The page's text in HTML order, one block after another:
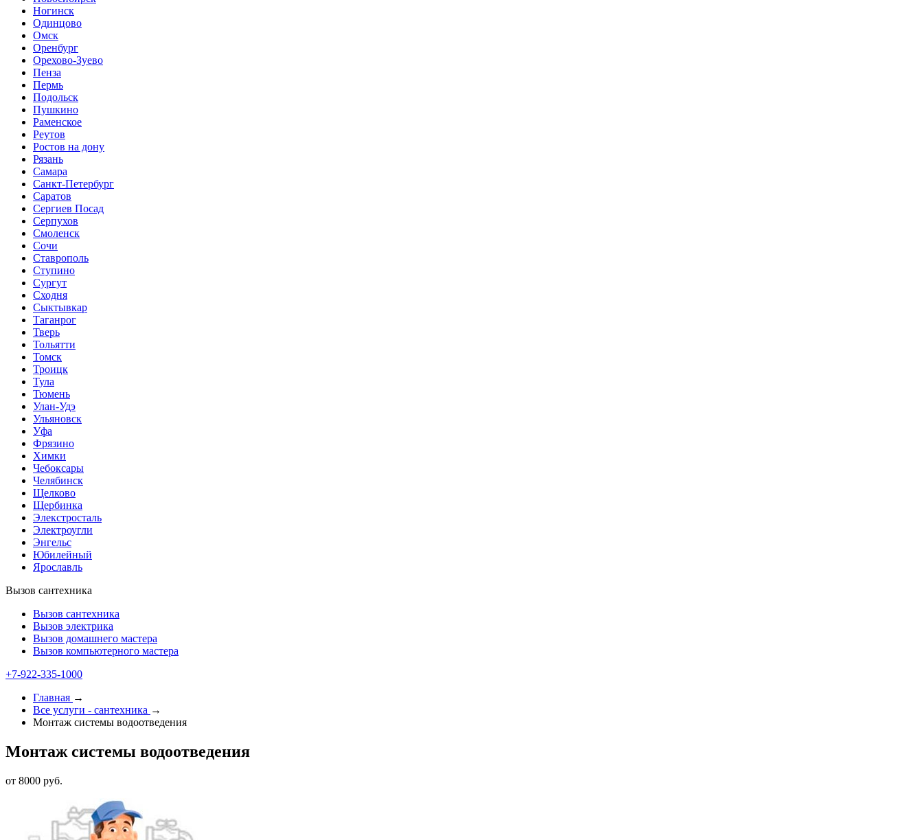
Ногинск
Одинцово
Омск
Оренбург
Орехово-Зуево
Пенза
Пермь
Подольск
Пушкино
Раменское
Реутов
Ростов на дону
Рязань
Самара
Санкт-Петербург
Саратов
Сергиев Посад
Серпухов
Смоленск
Сочи
Ставрополь
Ступино
Сургут
Сходня
Сыктывкар
Таганрог
Тверь
Тольятти
Томск
Троицк
Тула
Тюмень
Улан-Удэ
Ульяновск
Уфа
Фрязино
Химки
Чебоксары
Челябинск
Щелково
Щербинка
Элекстросталь
Электроугли
Энгельс
Юбилейный
Ярославль
Вызов сантехника
Вызов сантехника
Вызов электрика
Вызов домашнего мастера
Вызов компьютерного мастера
+7-922-335-1000
Главная →
Все услуги - cантехника →
Монтаж системы водоотведения
Монтаж системы водоотведения
от 8000 руб.